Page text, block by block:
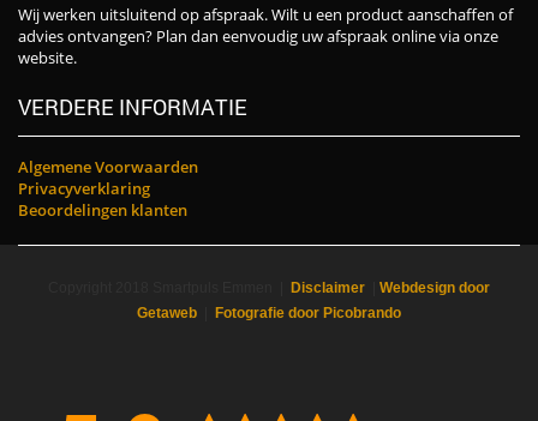
Wij werken uitsluitend op afspraak. Wilt u een product aanschaffen of
advies ontvangen? Plan dan eenvoudig uw afspraak online via onze
website.
VERDERE INFORMATIE
Algemene Voorwaarden
Privacyverklaring
Beoordelingen klanten
Disclaimer
Webdesign door
Getaweb
Fotografie door Picobrando